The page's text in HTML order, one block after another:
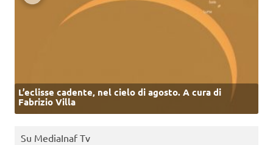
L’eclisse cadente, nel cielo di agosto. A cura di
Fabrizio Villa
Su MediaInaf Tv